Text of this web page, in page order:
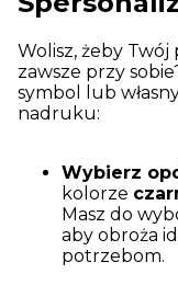
Wolisz, żeby Twój
zawsze przy
symbol lub
nadruku:
Wybierz
kolorze
Masz do
aby obroża
potrzebom.